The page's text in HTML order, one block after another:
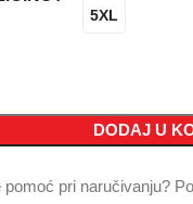
5XL
DODAJ U
pri naručivanju?